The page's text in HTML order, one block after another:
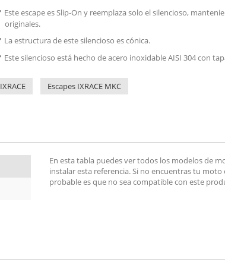
Este escape es Slip-On y reemplaza solo el silencioso,
originales.
La estructura de este silencioso es cónica.
Este silencioso está hecho de acero inoxidable AISI 304 con
IXRACE Escapes IXRACE MKC
En esta tabla puedes ver todos los modelos de
instalar esta referencia. Si no encuentras tu moto
probable es que no sea compatible con este